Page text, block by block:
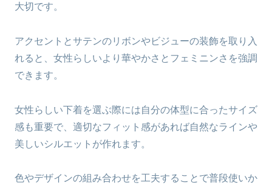
大切です。
アクセントとサテンのリボンやビジューの装飾を取り入
れると、女性らしいより華やかさとフェミニンさを強調
できます。
女性らしい下着を選ぶ際には自分の体型に合ったサイズ
感も重要で、適切なフィット感があれば自然なラインや
美しいシルエットが作れます。
色やデザインの組み合わせを工夫することで普段使いか